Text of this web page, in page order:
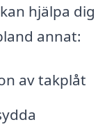
hjälpa dig
annat:
av takplåt